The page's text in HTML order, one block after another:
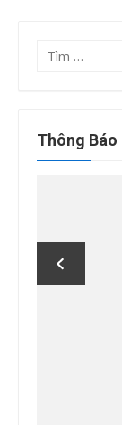
Tìm
Thông Báo